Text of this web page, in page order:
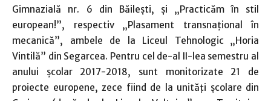
Gimnazială nr. 6 din Băileşti, şi „Practicăm în stil
european!”, respectiv „Plasament transnaţional în
mecanică”, ambele de la Liceul Tehnologic „Horia
Vintilă” din Segarcea. Pentru cel de-al II-lea semestru al
anului şcolar 2017-2018, sunt monitorizate 21 de
proiecte europene, zece fiind de la unităţi şcolare din